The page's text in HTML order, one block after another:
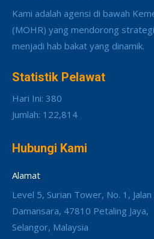
Kami adalah agensi di bawah
(MOHR) yang mendorong
menjadi hab bakat yang dinamik.
Statistik Pelawat
Hari Ini: 380
Jumlah: 122,814
Hubungi Kami
Alamat
Level 5, Surian Tower, No. 1,
Damansara, 47810 Petaling Jaya,
Selangor, Malaysia